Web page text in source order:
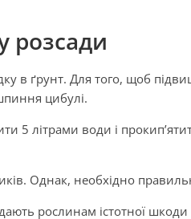
розсади
в ґрунт. Для того, щоб
цибулі.
5 літрами води і
Однак, необхідно
рослинам істотної шкоди